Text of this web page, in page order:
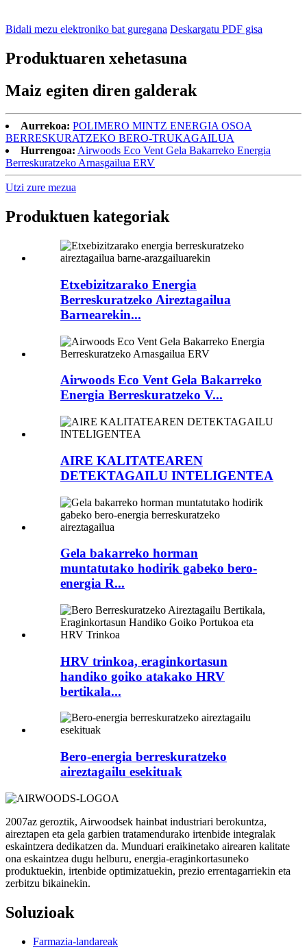
Bidali mezu elektroniko bat guregana Deskargatu PDF gisa
Produktuaren xehetasuna
Maiz egiten diren galderak
Aurrekoa: POLIMERO MINTZ ENERGIA OSOA
BERRESKURATZEKO BERO-TRUKAGAILUA
Hurrengoa: Airwoods Eco Vent Gela Bakarreko Energia
Berreskuratzeko Arnasgailua ERV
Utzi zure mezua
Produktuen kategoriak
Etxebizitzarako Energia
Berreskuratzeko Aireztagailua
Barnearekin...
Airwoods Eco Vent Gela Bakarreko
Energia Berreskuratzeko V...
AIRE KALITATEAREN
DETEKTAGAILU INTELIGENTEA
Gela bakarreko horman
muntatutako hodirik gabeko bero-
energia R...
HRV trinkoa, eraginkortasun
handiko goiko atakako HRV
bertikala...
Bero-energia berreskuratzeko
aireztagailu esekituak
2007az geroztik, Airwoodsek hainbat industriari berokuntza,
aireztapen eta gela garbien tratamendurako irtenbide integralak
eskaintzera dedikatzen da. Munduari eraikinetako airearen kalitate
ona eskaintzea dugu helburu, energia-eraginkortasuneko
produktuekin, irtenbide optimizatuekin, prezio errentagarriekin eta
zerbitzu bikainekin.
Soluzioak
Farmazia-landareak